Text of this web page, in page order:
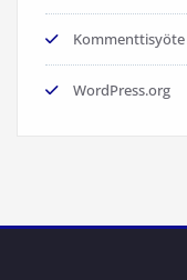
Kommenttisyöte
WordPress.org